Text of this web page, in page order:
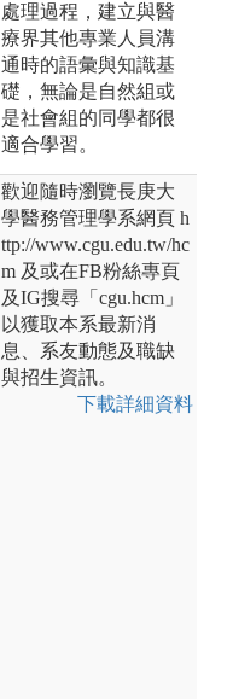
處理過程，建立與醫
療界其他專業人員溝
通時的語彙與知識基
礎，無論是自然組或
是社會組的同學都很
適合學習。
歡迎隨時瀏覽長庚大
學醫務管理學系網頁 h
ttp://www.cgu.edu.tw/hc
m 及或在FB粉絲專頁
及IG搜尋「cgu.hcm」
以獲取本系最新消
息、系友動態及職缺
與招生資訊。
下載詳細資料